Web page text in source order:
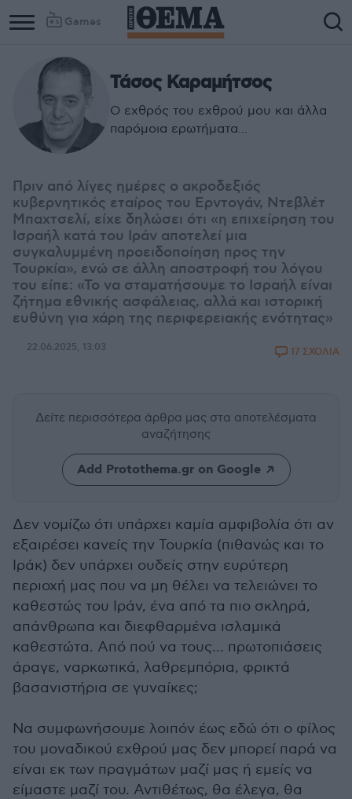
Games
Τάσος Καραμήτσος
Ο εχθρός του εχθρού μου και άλλα
παρόμοια ερωτήματα...
Πριν από λίγες ημέρες ο ακροδεξιός
κυβερνητικός εταίρος του Ερντογάν, Ντεβλέτ
Μπαχτσελί, είχε δηλώσει ότι «η επιχείρηση του
Ισραήλ κατά του Ιράν αποτελεί μια
συγκαλυμμένη προειδοποίηση προς την
Τουρκία», ενώ σε άλλη αποστροφή του λόγου
του είπε: «Το να σταματήσουμε το Ισραήλ είναι
ζήτημα εθνικής ασφάλειας, αλλά και ιστορική
ευθύνη για χάρη της περιφερειακής ενότητας»
22.06.2025, 13:03 17 ΣΧΟΛΙΑ
Δείτε περισσότερα άρθρα μας στα αποτελέσματα
αναζήτησης
Add Protothema.gr on Google
Δεν νομίζω ότι υπάρχει καμία αμφιβολία ότι αν
εξαιρέσει κανείς την Τουρκία (πιθανώς και το
Ιράκ) δεν υπάρχει ουδείς στην ευρύτερη
περιοχή μας που να μη θέλει να τελειώνει το
καθεστώς του Ιράν, ένα από τα πιο σκληρά,
απάνθρωπα και διεφθαρμένα ισλαμικά
καθεστώτα. Από πού να τους... πρωτοπιάσεις
άραγε, ναρκωτικά, λαθρεμπόρια, φρικτά
βασανιστήρια σε γυναίκες;
Να συμφωνήσουμε λοιπόν έως εδώ ότι ο φίλος
του μοναδικού εχθρού μας δεν μπορεί παρά να
είναι εκ των πραγμάτων μαζί μας ή εμείς να
είμαστε μαζί του. Αντιθέτως, θα έλεγα, θα